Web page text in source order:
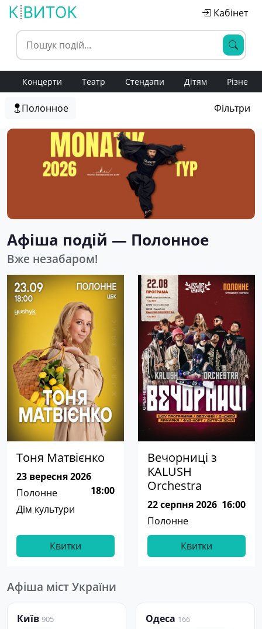
Кабінет
Концерти Театр Стендапи Дітям Різне
Полонное Фільтри
Афіша подій — Полонное
Вже незабаром!
Тоня Матвієнко
23 вересня 2026
18:00
Полонне
Дім культури
Квитки
Вечорниці з
KALUSH
Orchestra
22 серпня 2026 16:00
Полонне
Квитки
Афіша міст України
Київ 905
Одеса 166